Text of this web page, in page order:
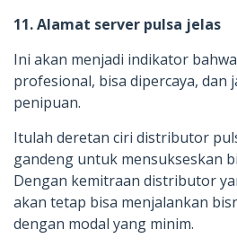
11. Alamat server pulsa jelas
Ini akan menjadi indikator
profesional, bisa dipercaya, dan
penipuan.
Itulah deretan ciri distributor
gandeng untuk mensukseskan
Dengan kemitraan distributor
akan tetap bisa menjalankan
dengan modal yang minim.